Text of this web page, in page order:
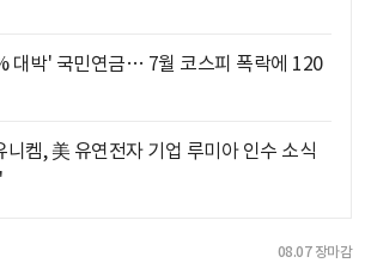
대박' 국민연금… 7월 코스피 폭락에 120
니켐, 美 유연전자 기업 루미아 인수 소식
08.07 장마감